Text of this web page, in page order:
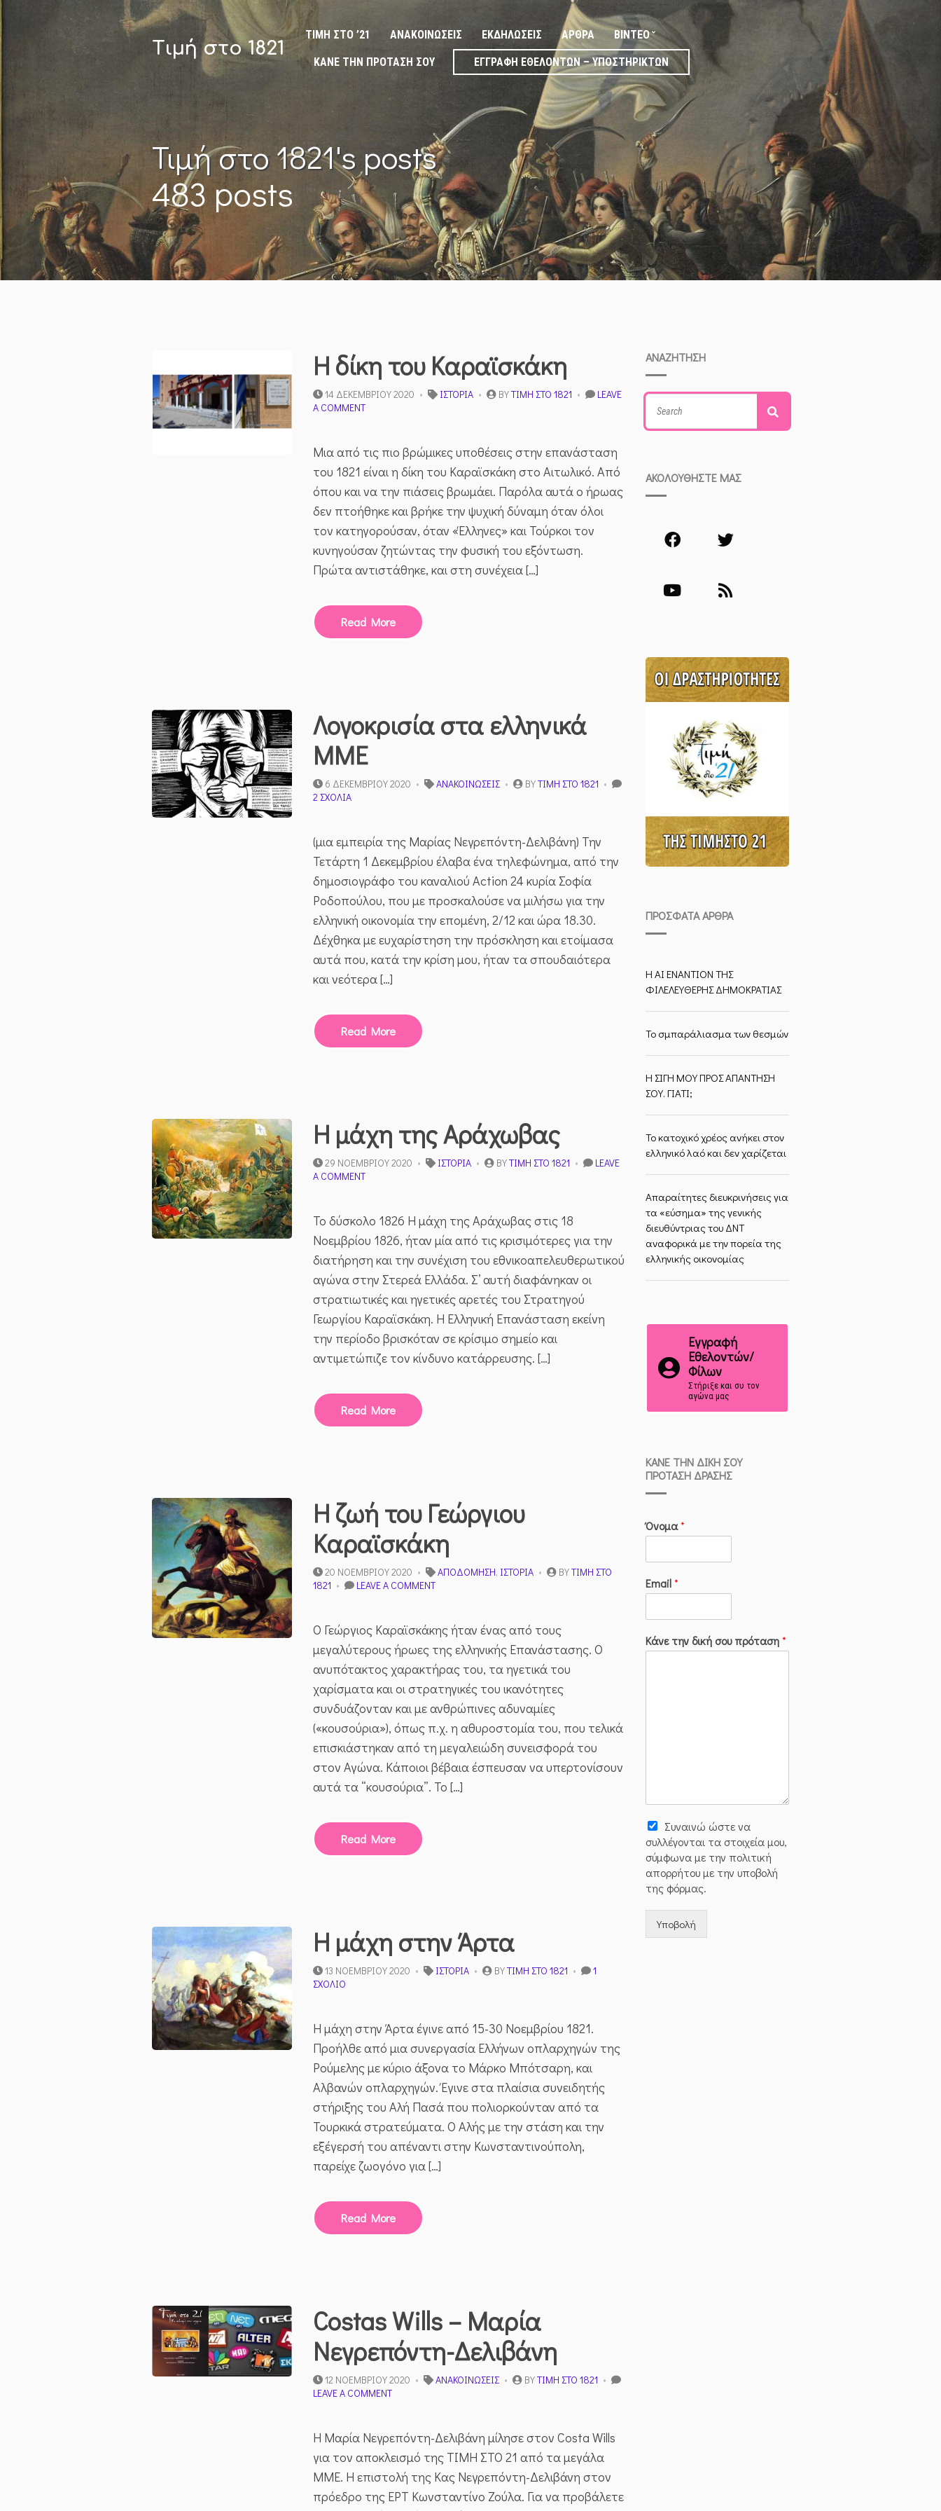
Τιμή στο 1821
ΤΙΜΉ ΣΤΟ ’21 ΑΝΑΚΟΙΝΏΣΕΙΣ ΕΚΔΗΛΏΣΕΙΣ ΆΡΘΡΑ ΒΊΝΤΕΟ
ΚΆΝΕ ΤΗΝ ΠΡΌΤΑΣΉ ΣΟΥ ΕΓΓΡΑΦΉ ΕΘΕΛΟΝΤΏΝ – ΥΠΟΣΤΗΡΙΚΤΏΝ
Τιμή στο 1821's posts
483 posts
Η δίκη του Καραϊσκάκη
14 ΔΕΚΕΜΒΡΊΟΥ 2020 ΙΣΤΟΡΊΑ BYΤΙΜΉ ΣΤΟ 1821
LEAVE
A COMMENTON
ΚΑΡΑΪΣΚΆΚΗ
Μια από τις πιο βρώμικες υποθέσεις στην επανάσταση
του 1821 είναι η δίκη του Καραϊσκάκη στο Αιτωλικό. Από
όπου και να την πιάσεις βρωμάει. Παρόλα αυτά ο ήρωας
δεν πτοήθηκε και βρήκε την ψυχική δύναμη όταν όλοι
τον κατηγορούσαν, όταν «Έλληνες» και Τούρκοι τον
κυνηγούσαν ζητώντας την φυσική του εξόντωση.
Πρώτα αντιστάθηκε, και στη συνέχεια […]
Read More
Λογοκρισία στα ελληνικά
ΜΜΕ
6 ΔΕΚΕΜΒΡΊΟΥ 2020 ΑΝΑΚΟΙΝΏΣΕΙΣ BYΤΙΜΉ ΣΤΟ 1821
2 ΣΧΌΛΙΑΣΤΟ
ΕΛΛΗΝΙΚΆ
ΜΜΕ
(μια εμπειρία της Μαρίας Νεγρεπόντη-Δελιβάνη) Την
Τετάρτη 1 Δεκεμβρίου έλαβα ένα τηλεφώνημα, από την
δημοσιογράφο του καναλιού Action 24 κυρία Σοφία
Ροδοπούλου, που με προσκαλούσε να μιλήσω για την
ελληνική οικονομία την επομένη, 2/12 και ώρα 18.30.
Δέχθηκα με ευχαρίστηση την πρόσκληση και ετοίμασα
αυτά που, κατά την κρίση μου, ήταν τα σπουδαιότερα
και νεότερα […]
Read More
Η μάχη της Αράχωβας
29 ΝΟΕΜΒΡΊΟΥ 2020 ΙΣΤΟΡΊΑ BYΤΙΜΉ ΣΤΟ 1821
LEAVE
A COMMENTON
ΤΗΣ
ΑΡΆΧΩΒΑΣ
Το δύσκολο 1826 Η μάχη της Αράχωβας στις 18
Νοεμβρίου 1826, ήταν μία από τις κρισιμότερες για την
διατήρηση και την συνέχιση του εθνικοαπελευθερωτικού
αγώνα στην Στερεά Ελλάδα. Σ’ αυτή διαφάνηκαν οι
στρατιωτικές και ηγετικές αρετές του Στρατηγού
Γεωργίου Καραϊσκάκη. Η Ελληνική Επανάσταση εκείνη
την περίοδο βρισκόταν σε κρίσιμο σημείο και
αντιμετώπιζε τον κίνδυνο κατάρρευσης. […]
Read More
Η ζωή του Γεώργιου
Καραϊσκάκη
20 ΝΟΕΜΒΡΊΟΥ 2020 ΑΠΟΔΌΜΗΣΗ, ΙΣΤΟΡΊΑ BYΤΙΜΉ ΣΤΟ
1821
LEAVE A COMMENTON
ΓΕΏΡΓΙΟΥ
ΚΑΡΑΪΣΚΆΚΗ
Ο Γεώργιος Καραϊσκάκης ήταν ένας από τους
μεγαλύτερους ήρωες της ελληνικής Επανάστασης. Ο
ανυπότακτος χαρακτήρας του, τα ηγετικά του
χαρίσματα και οι στρατηγικές του ικανότητες
συνδυάζονταν και με ανθρώπινες αδυναμίες
(«κουσούρια»), όπως π.χ. η αθυροστομία του, που τελικά
επισκιάστηκαν από τη μεγαλειώδη συνεισφορά του
στον Αγώνα. Κάποιοι βέβαια έσπευσαν να υπερτονίσουν
αυτά τα “κουσούρια”. Το […]
Read More
Η μάχη στην Άρτα
13 ΝΟΕΜΒΡΊΟΥ 2020 ΙΣΤΟΡΊΑ BYΤΙΜΉ ΣΤΟ 1821
1
ΣΧΌΛΙΟ
ΆΡΤΑ
Η μάχη στην Άρτα έγινε από 15-30 Νοεμβρίου 1821.
Προήλθε από μια συνεργασία Ελλήνων οπλαρχηγών της
Ρούμελης με κύριο άξονα το Μάρκο Μπότσαρη, και
Αλβανών οπλαρχηγών. Έγινε στα πλαίσια συνειδητής
στήριξης του Αλή Πασά που πολιορκούνταν από τα
Τουρκικά στρατεύματα. Ο Αλής με την στάση και την
εξέγερσή του απέναντι στην Κωνσταντινούπολη,
παρείχε ζωογόνο για […]
Read More
Costas Wills – Μαρία
Νεγρεπόντη-Δελιβάνη
12 ΝΟΕΜΒΡΊΟΥ 2020 ΑΝΑΚΟΙΝΏΣΕΙΣ BYΤΙΜΉ ΣΤΟ 1821
LEAVE A COMMENTON
ΜΑΡΊΑ
ΝΕΓΡΕΠΌΝΤΗ-
ΔΕΛΙΒΆΝΗ
Η Μαρία Νεγρεπόντη-Δελιβάνη μίλησε στον Costa Wills
για τον αποκλεισμό της ΤΙΜΗ ΣΤΟ 21 από τα μεγάλα
ΜΜΕ. Η επιστολή της Κας Νεγρεπόντη-Δελιβάνη στον
πρόεδρο της ΕΡΤ Κωνσταντίνο Ζούλα. Για να προβάλετε
ΑΝΑΖΗΤΗΣΗ
Search
for:
ΑΚΟΛΟΥΘΗΣΤΕ ΜΑΣ
ΠΡΌΣΦΑΤΑ ΆΡΘΡΑ
Η ΑΙ ΕΝΑΝΤΙΟΝ ΤΗΣ
ΦΙΛΕΛΕΥΘΕΡΗΣ ΔΗΜΟΚΡΑΤΙΑΣ
Το σμπαράλιασμα των θεσμών
Η ΣΙΓΗ ΜΟΥ ΠΡΟΣ ΑΠΑΝΤΗΣΗ
ΣΟΥ. ΓΙΑΤΙ;
Το κατοχικό χρέος ανήκει στον
ελληνικό λαό και δεν χαρίζεται
Απαραίτητες διευκρινήσεις για
τα «εύσημα» της γενικής
διευθύντριας του ΔΝΤ
αναφορικά με την πορεία της
ελληνικής οικονομίας
Εγγραφή
Εθελοντών/
Φίλων
Στήριξε και συ τον
αγώνα μας
ΚΆΝΕ ΤΗΝ ΔΙΚΉ ΣΟΥ
ΠΡΌΤΑΣΗ ΔΡΆΣΗΣ
Όνομα*
Email*
Κάνε την δική σου πρόταση*
Συναινώ ώστε να
συλλέγoνται τα στοιχεία μου,
σύμφωνα με την πολιτική
απορρήτου με την υποβολή
της φόρμας.
Υποβολή